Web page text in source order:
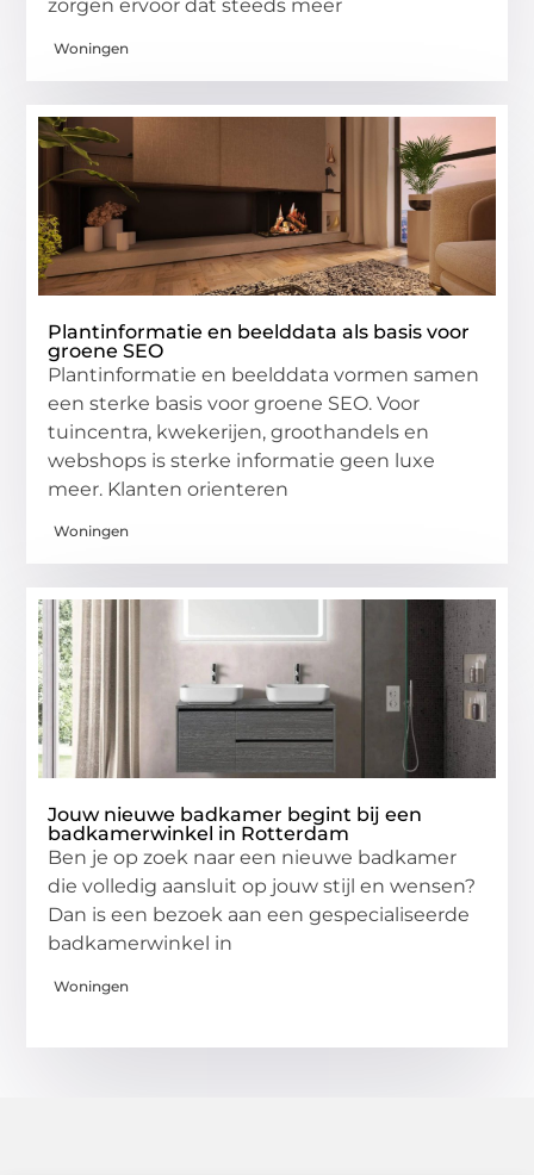
zorgen ervoor dat steeds meer
Woningen
Plantinformatie en beelddata als basis voor
groene SEO
Plantinformatie en beelddata vormen samen
een sterke basis voor groene SEO. Voor
tuincentra, kwekerijen, groothandels en
webshops is sterke informatie geen luxe
meer. Klanten orienteren
Woningen
Jouw nieuwe badkamer begint bij een
badkamerwinkel in Rotterdam
Ben je op zoek naar een nieuwe badkamer
die volledig aansluit op jouw stijl en wensen?
Dan is een bezoek aan een gespecialiseerde
badkamerwinkel in
Woningen